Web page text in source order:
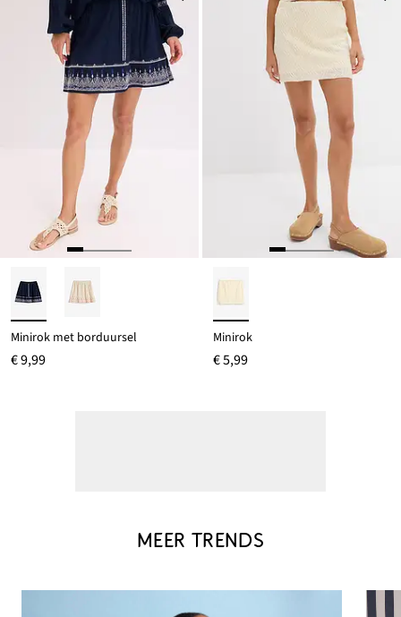
Minirok met borduursel
€ 9,99
Minirok
€ 5,99
MEER TRENDS